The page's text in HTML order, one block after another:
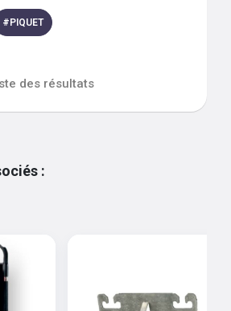
# PIQUET
des résultats
: